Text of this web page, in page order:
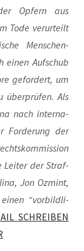
Opfern aus
Tode ver­ur­teilt
Men­schen­
einen Auf­schub
gefor­dert, um
über­prü­fen. Als
nach inter­na­
For­de­rung der
Lei­ter der Straf­
Jon Ozmint,
einen “vor­bild­li­
SCHREIBEN